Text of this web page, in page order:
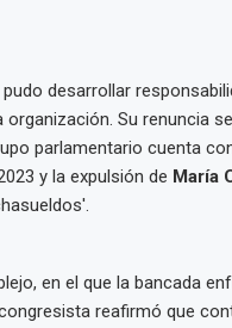
desarrollar
Su renuncia
parlamentario cuenta
y la expulsión de María
en el que la bancada
reafirmó que